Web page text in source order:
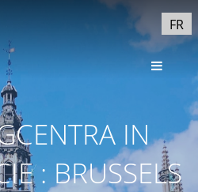
FR
IN
: BRUSSELS